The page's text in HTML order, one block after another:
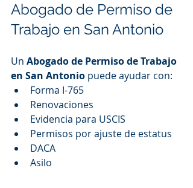
Abogado de Permiso de
Trabajo en San Antonio
Un Abogado de Permiso de Trabajo
en San Antonio puede ayudar con:
Forma I-765
Renovaciones
Evidencia para USCIS
Permisos por ajuste de estatus
DACA
Asilo